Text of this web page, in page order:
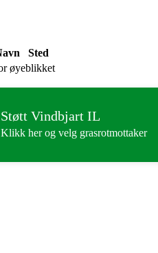
Sted
øyeblikket
Støtt Vindbjart IL
Klikk her og velg grasrotmottaker